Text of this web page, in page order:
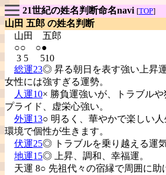
21世紀の姓名判断命名navi [TOP]
山田 五郎 の姓名判断
山田 五郎
○○ ○●
3 5 510
総運23◎ 昇る朝日を表す強い上昇
女性には強すぎる運勢。
人運10× 勝負運強いが、トラブルや
プライド、虚栄心強い。
外運13○ 明るく、華やかで楽しい
環境で個性が生きます。
伏運25◎ トラブルを乗り越える運
地運15◎ 上昇、調和、幸福運。
天運 8○ 先祖代々の宿縁で周囲に助